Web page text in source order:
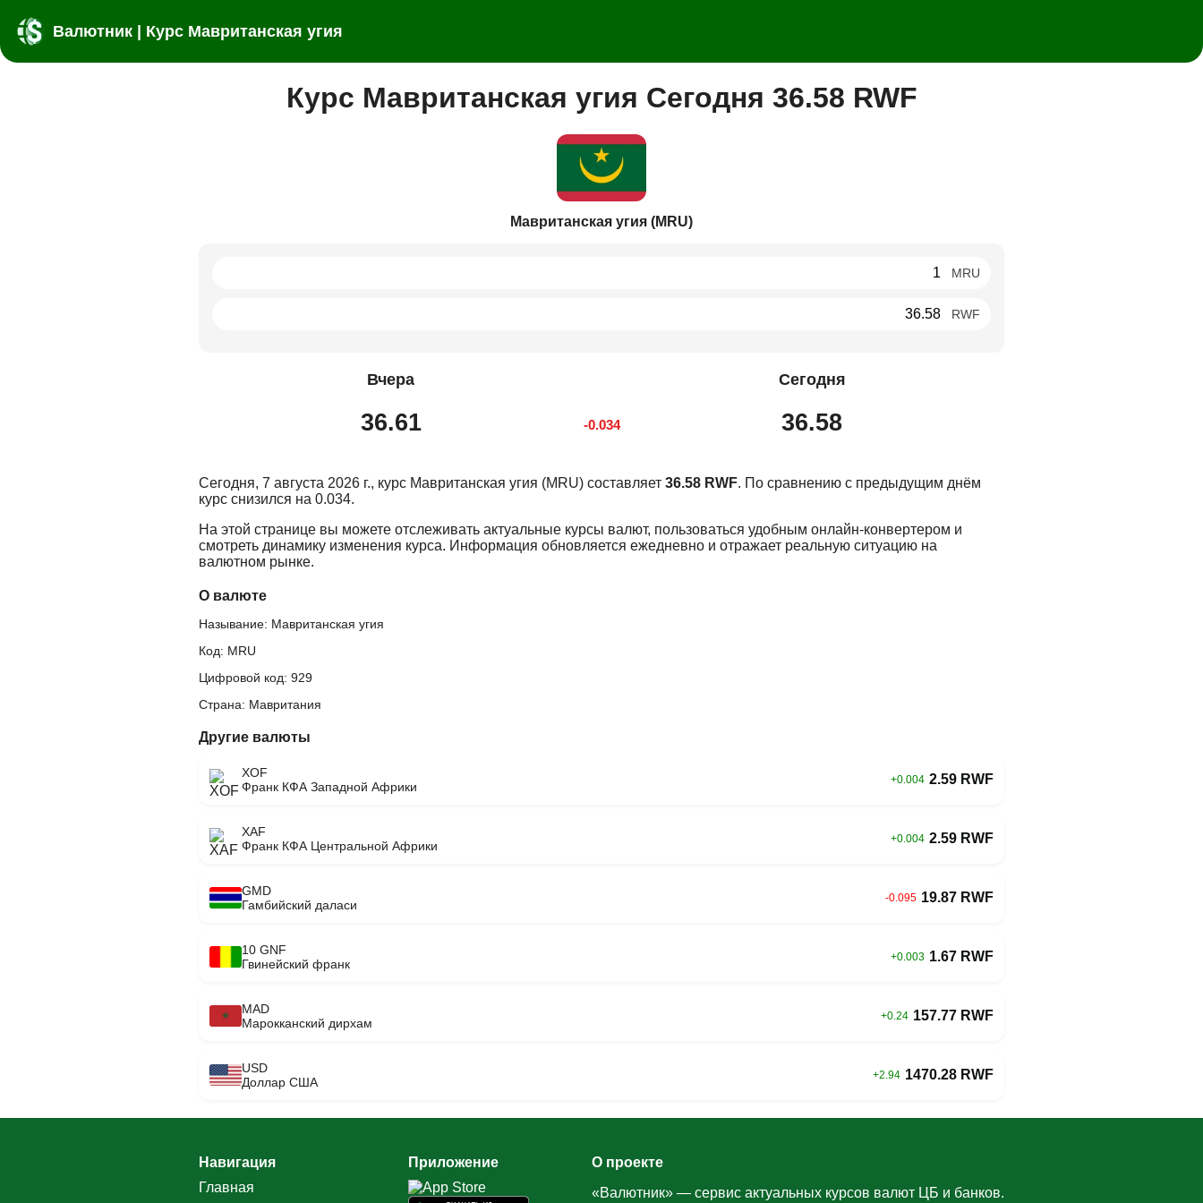
Валютник | Курс Мавританская угия
Курс Мавританская угия Сегодня 36.58 RWF
Мавританская угия (MRU)
MRU
RWF
Вчера
36.61 -0.034
Сегодня
36.58
Сегодня, 7 августа 2026 г., курс Мавританская угия (MRU) составляет 36.58 RWF. По сравнению с предыдущим днём
курс снизился на 0.034.
На этой странице вы можете отслеживать актуальные курсы валют, пользоваться удобным онлайн-конвертером и
смотреть динамику изменения курса. Информация обновляется ежедневно и отражает реальную ситуацию на
валютном рынке.
О валюте
Называние: Мавританская угия
Код: MRU
Цифровой код: 929
Страна: Мавритания
Другие валюты
XOF
Франк КФА Западной Африки
+0.004 2.59 RWF
XAF
Франк КФА Центральной Африки
+0.004 2.59 RWF
GMD
Гамбийский даласи
-0.095 19.87 RWF
10 GNF
Гвинейский франк
+0.003 1.67 RWF
MAD
Марокканский дирхам
+0.24 157.77 RWF
USD
Доллар США
+2.94 1470.28 RWF
Навигация
Главная
Приложение
О проекте
«Валютник» — сервис актуальных курсов валют ЦБ и банков.